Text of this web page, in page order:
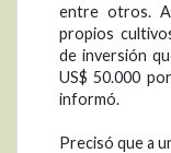
entre otros.
propios
de inversión
US$ 50.000
informó.
Precisó que a